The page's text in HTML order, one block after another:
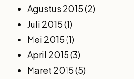
Agustus 2015(2)
Juli 2015(1)
Mei 2015(1)
April 2015(3)
Maret 2015(5)